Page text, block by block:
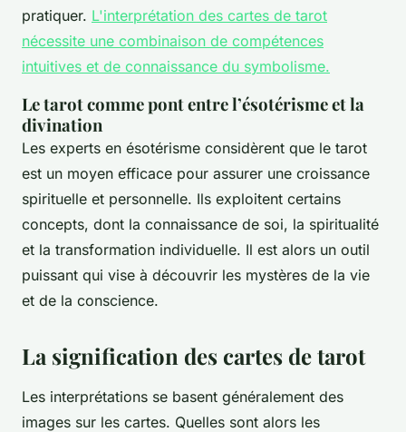
pratiquer. L'interprétation des cartes de tarot
nécessite une combinaison de compétences
intuitives et de connaissance du symbolisme.
Le tarot comme pont entre l’ésotérisme et la
divination
Les experts en ésotérisme considèrent que le tarot
est un moyen efficace pour assurer une croissance
spirituelle et personnelle. Ils exploitent certains
concepts, dont la connaissance de soi, la spiritualité
et la transformation individuelle. Il est alors un outil
puissant qui vise à découvrir les mystères de la vie
et de la conscience.
La signification des cartes de tarot
Les interprétations se basent généralement des
images sur les cartes. Quelles sont alors les